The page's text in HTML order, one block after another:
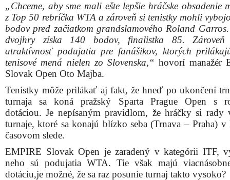
„Chceme, aby sme mali ešte lepšie hráčske obsadenie
z Top 50 rebríčka WTA a zároveň si tenistky mohli
bodov pred začiatkom grandslamového Roland
dvojhry získa 140 bodov, finalistka 85. Zároveň
atraktívnosť podujatia pre fanúšikov, ktorých
tenisové mená nielen zo Slovenska,“ hovorí manažér
Slovak Open Oto Majba.
Tenistky môže prilákať aj fakt, že hneď po ukončení
turnaja sa koná pražský Sparta Prague Open s
dotáciou. Je nepísaným pravidlom, že hráčky si rady
turnaje, ktoré sa konajú blízko seba (Trnava – Praha) v
časovom slede.
EMPIRE Slovak Open je zaradený v kategórii ITF,
neho sú podujatia WTA. Tie však majú
dotáciu,je možné, že sa raz posunie turnaj takto vysoko?